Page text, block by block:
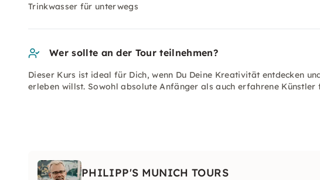
Trinkwasser für unterwegs
Wer sollte an der Tour teilnehmen?
Dieser Kurs ist ideal für Dich, wenn Du Deine Kreativität entdecken
erleben willst. Sowohl absolute Anfänger als auch erfahrene Künstler
PHILIPP'S MUNICH TOURS